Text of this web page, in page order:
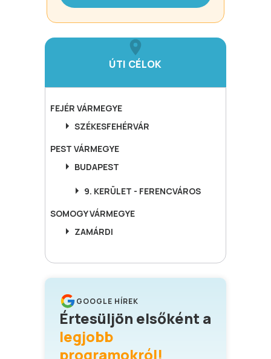
ÚTI CÉLOK
FEJÉR VÁRMEGYE
SZÉKESFEHÉRVÁR
PEST VÁRMEGYE
BUDAPEST
9. KERÜLET - FERENCVÁROS
SOMOGYVÁRMEGYE
ZAMÁRDI
GOOGLE HÍREK
Értesüljön elsőként a
legjobb
programokról!